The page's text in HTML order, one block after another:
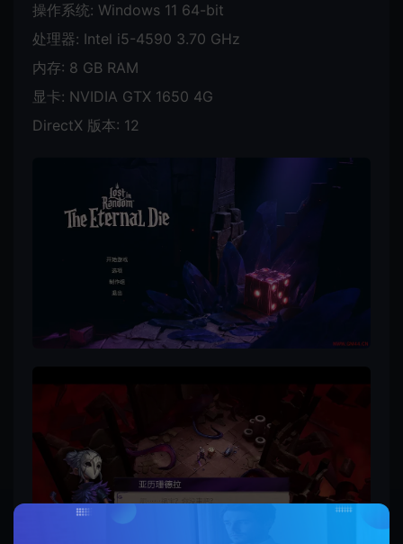
操作系统: Windows 11 64-bit
处理器: Intel i5-4590 3.70 GHz
内存: 8 GB RAM
显卡: NVIDIA GTX 1650 4G
DirectX 版本: 12